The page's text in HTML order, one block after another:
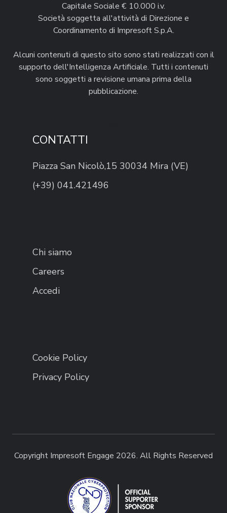
Capitale Sociale € 10.000 i.v.
Società soggetta all'attività di Direzione e
Coordinamento di Impresoft S.p.A.
Alcuni contenuti di questo sito sono stati realizzati con il
supporto dell'Intelligenza Artificiale. Tutti i contenuti
sono soggetti a revisione umana prima della
pubblicazione.
CONTATTI
Piazza San Nicolò,15 30034 Mira (VE)
(+39) 041.421496
Chi siamo
Careers
Accedi
Cookie Policy
Privacy Policy
Copyright Impresoft Engage 2026. All Rights Reserved